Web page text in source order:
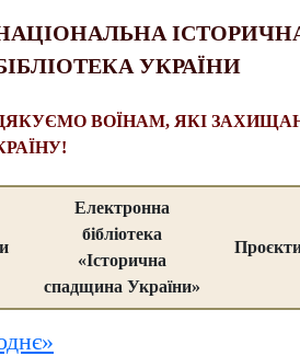
УКРАЇНИ
ВОЇНАМ, ЯКІ
Електронна
бібліотека
«Історична
спадщина України»